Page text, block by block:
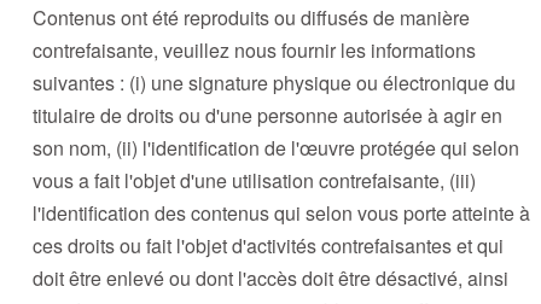
Contenus ont été reproduits ou diffusés de manière
contrefaisante, veuillez nous fournir les informations
suivantes : (i) une signature physique ou électronique du
titulaire de droits ou d'une personne autorisée à agir en
son nom, (ii) l'identification de l'œuvre protégée qui selon
vous a fait l'objet d'une utilisation contrefaisante, (iii)
l'identification des contenus qui selon vous porte atteinte à
ces droits ou fait l'objet d'activités contrefaisantes et qui
doit être enlevé ou dont l'accès doit être désactivé, ainsi